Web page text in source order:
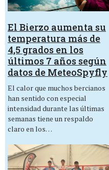
El Bierzo aumenta su
temperatura más de
4,5 grados en los
últimos 7 años según
datos de MeteoSpyfly
El calor que muchos bercianos
han sentido con especial
intensidad durante las últimas
semanas tiene un respaldo
claro en los…